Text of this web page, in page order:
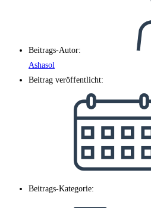
Beitrags-Autor:
Ashasol
Beitrag veröffentlicht:
Beitrags-Kategorie: